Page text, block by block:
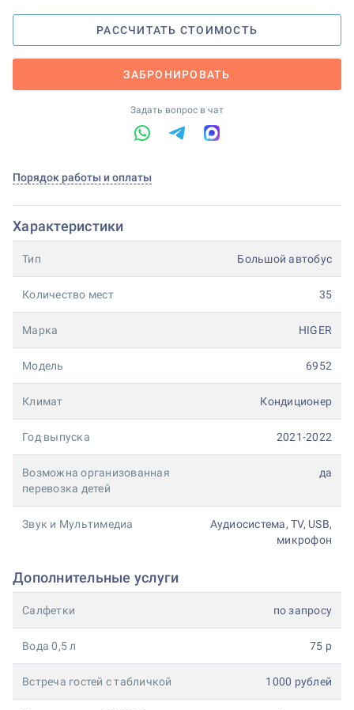
РАССЧИТАТЬ СТОИМОСТЬ
ЗАБРОНИРОВАТЬ
Задать вопрос в чат
Порядок работы и оплаты
Характеристики
Тип Большой автобус
Количество мест 35
Марка HIGER
Модель 6952
Климат Кондиционер
Год выпуска 2021-2022
Возможна организованная
перевозка детей
да
Звук и Мультимедиа
Аудиосистема, TV, USB,
микрофон
Дополнительные услуги
Салфетки по запросу
Вода 0,5 л 75 р
Встреча гостей с табличкой 1000 рублей